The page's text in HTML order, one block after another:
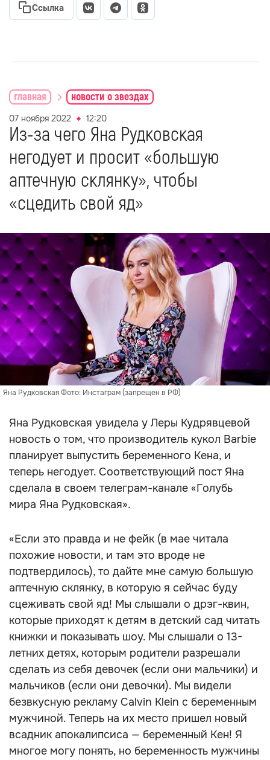
Ссылка
главная новости о звездах
07 ноября 2022 12:20
Из-за чего Яна Рудковская
негодует и просит «большую
аптечную склянку», чтобы
«сцедить свой яд»
Яна Рудковская Фото: Инстаграм (запрещен в РФ)
Яна Рудковская увидела у Леры Кудрявцевой
новость о том, что производитель кукол Barbie
планирует выпустить беременного Кена, и
теперь негодует. Соответствующий пост Яна
сделала в своем телеграм-канале «Голубь
мира Яна Рудковская».
«Если это правда и не фейк (в мае читала
похожие новости, и там это вроде не
подтвердилось), то дайте мне самую большую
аптечную склянку, в которую я сейчас буду
сцеживать свой яд! Мы слышали о дрэг-квин,
которые приходят к детям в детский сад читать
книжки и показывать шоу. Мы слышали о 13-
летних детях, которым родители разрешали
сделать из себя девочек (если они мальчики) и
мальчиков (если они девочки). Мы видели
безвкусную рекламу Calvin Klein с беременным
мужчиной. Теперь на их место пришел новый
всадник апокалипсиса — беременный Кен! Я
многое могу понять, но беременность мужчины